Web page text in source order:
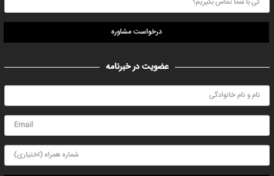
درخواست مشاوره
عضویت در خبرنامه